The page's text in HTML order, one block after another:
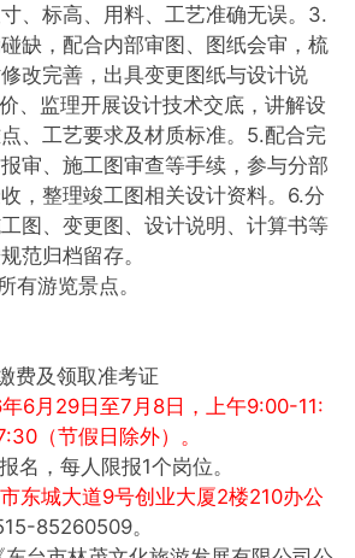
、标高、用料、工艺准确无误。3.
缺，配合内部审图、图纸会审，梳
改完善，出具变更图纸与设计说
、监理开展设计技术交底，讲解设
、工艺要求及材质标准。5.配合完
审、施工图审查等手续，参与分部
，整理竣工图相关设计资料。6.分
图、变更图、设计说明、计算书等
范归档留存。
有游览景点。
费及领取准考证
6月29日至7月8日，上午9:00-11:
（节假日除外）。
名，每人限报1个岗位。
东城大道9号创业大厦2楼210办公
85260509。